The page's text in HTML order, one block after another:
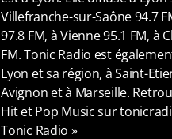
Villefranche-sur-Saône 94.7
97.8 FM, à Vienne 95.1 FM, à
FM. Tonic Radio est
Lyon et sa région, à Saint-
Avignon et à Marseille.
Hit et Pop Music sur
Tonic Radio »